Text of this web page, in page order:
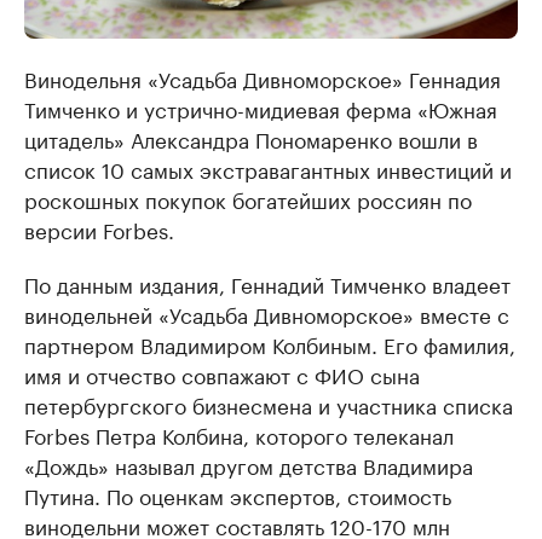
Винодельня «Усадьба Дивноморское» Геннадия
Тимченко и устрично-мидиевая ферма «Южная
цитадель» Александра Пономаренко вошли в
список 10 самых экстравагантных инвестиций и
роскошных покупок богатейших россиян по
версии Forbes.
По данным издания, Геннадий Тимченко владеет
винодельней «Усадьба Дивноморское» вместе с
партнером Владимиром Колбиным. Его фамилия,
имя и отчество совпажают с ФИО сына
петербургского бизнесмена и участника списка
Forbes Петра Колбина, которого телеканал
«Дождь» называл другом детства Владимира
Путина. По оценкам экспертов, стоимость
винодельни может составлять 120-170 млн